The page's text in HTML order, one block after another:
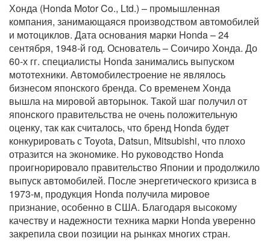
Хонда (Honda Motor Co., Ltd.) – промышленная
компания, занимающаяся производством автомобилей
и мотоциклов. Дата основания марки Honda – 24
сентября, 1948-й год. Основатель – Соичиро Хонда. До
60-х гг. специалисты Honda занимались выпуском
мототехники. Автомобилестроение не являлось
бизнесом японского бренда. Со временем Хонда
вышла на мировой авторынок. Такой шаг получил от
японского правительства не очень положительную
оценку, так как считалось, что бренд Honda будет
конкурировать с Toyota, Datsun, Mitsubishi, что плохо
отразится на экономике. Но руководство Honda
проигнорировало правительство Японии и продолжило
выпуск автомобилей. После энергетического кризиса в
1973-м, продукция Honda получила мировое
признание, особенно в США. Благодаря высокому
качеству и надежности техника марки Honda уверенно
закрепила свои позиции на рынках многих стран.